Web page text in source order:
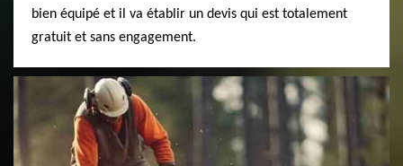
bien équipé et il va établir un devis qui est totalement
gratuit et sans engagement.